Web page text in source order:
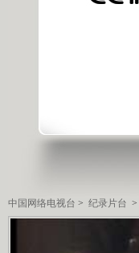
中国网络电视台 > 纪录片台 >